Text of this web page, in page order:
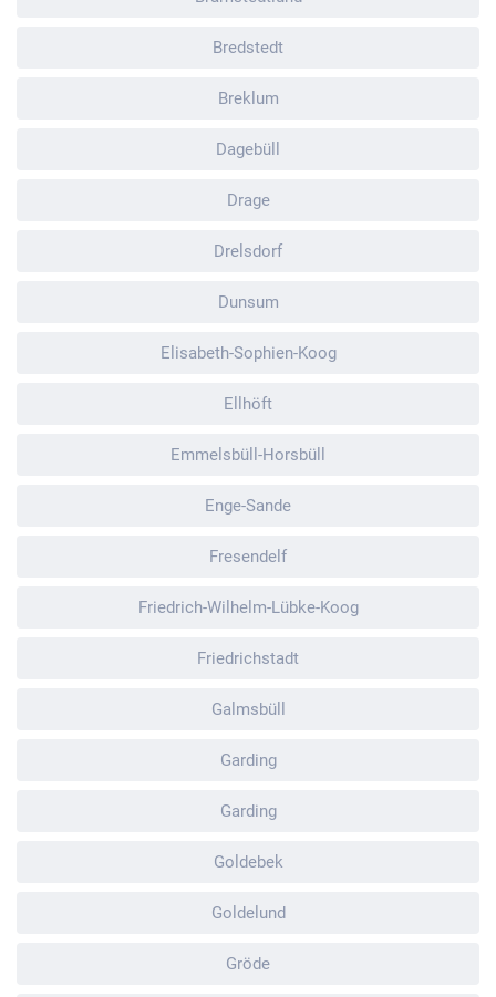
Bredstedt
Breklum
Dagebüll
Drage
Drelsdorf
Dunsum
Elisabeth-Sophien-Koog
Ellhöft
Emmelsbüll-Horsbüll
Enge-Sande
Fresendelf
Friedrich-Wilhelm-Lübke-Koog
Friedrichstadt
Galmsbüll
Garding
Garding
Goldebek
Goldelund
Gröde